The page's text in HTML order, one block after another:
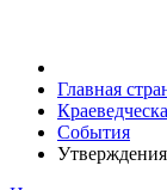
Главная
События